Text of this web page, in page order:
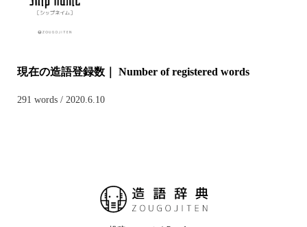
現在の造語登録数｜ Number of registered words
291 words / 2020.6.10